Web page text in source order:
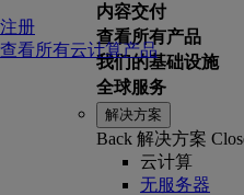
内容交付
查看所有产品
我们的基础设施
全球服务
注册
查看所有云计算产品
解决方案
Back 解决方案
云计算
无服务器